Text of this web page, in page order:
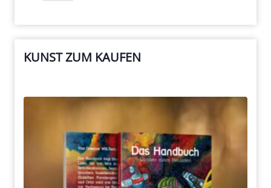
KUNST ZUM KAUFEN